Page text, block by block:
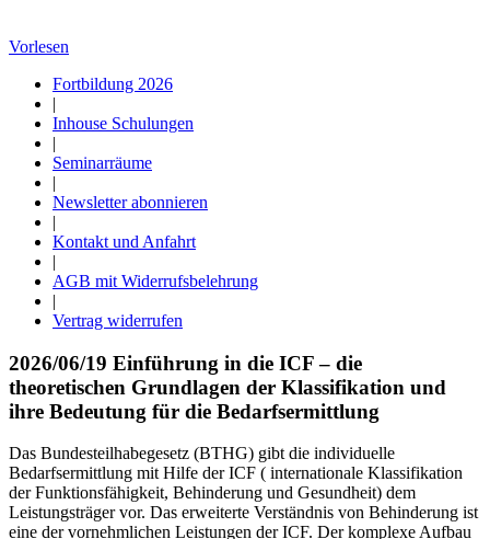
Vorlesen
Fortbildung 2026
|
Inhouse Schulungen
|
Seminarräume
|
Newsletter abonnieren
|
Kontakt und Anfahrt
|
AGB mit Widerrufsbelehrung
|
Vertrag widerrufen
2026/06/19 Einführung in die ICF – die
theoretischen Grundlagen der Klassifikation und
ihre Bedeutung für die Bedarfsermittlung
Das Bundesteilhabegesetz (BTHG) gibt die individuelle
Bedarfsermittlung mit Hilfe der ICF ( internationale Klassifikation
der Funktionsfähigkeit, Behinderung und Gesundheit) dem
Leistungsträger vor. Das erweiterte Verständnis von Behinderung ist
eine der vornehmlichen Leistungen der ICF. Der komplexe Aufbau